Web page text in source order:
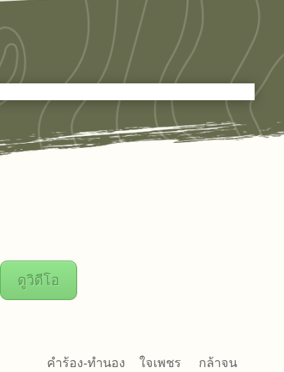
ดูวิดีโอ
คำร้อง-ทำนอง ใจเพชร กล้าจน